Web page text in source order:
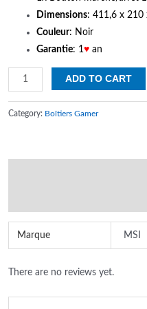
Dimensions: 411,6 x 210
Couleur: Noir
Garantie: 1♥ an
Boîtier
PC
Gamer
FORGE
Noir
quantity
ADD TO CART
Category: Boîtiers Gamer
Marque MSI
There are no reviews yet.